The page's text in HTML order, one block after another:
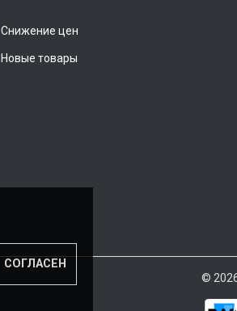
Снижение цен
Новые товары
©
СОГЛАСЕН